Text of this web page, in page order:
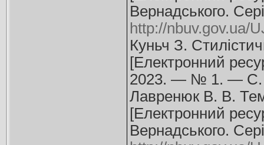
Вернадського.
http://nbuv.gov.ua/
Куньч З.
[Електронний
2023. — № 1. — С.
Лавренюк В. В.
[Електронний
Вернадського.